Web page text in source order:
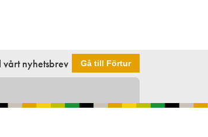
nyhetsbrev Gå till Förtur